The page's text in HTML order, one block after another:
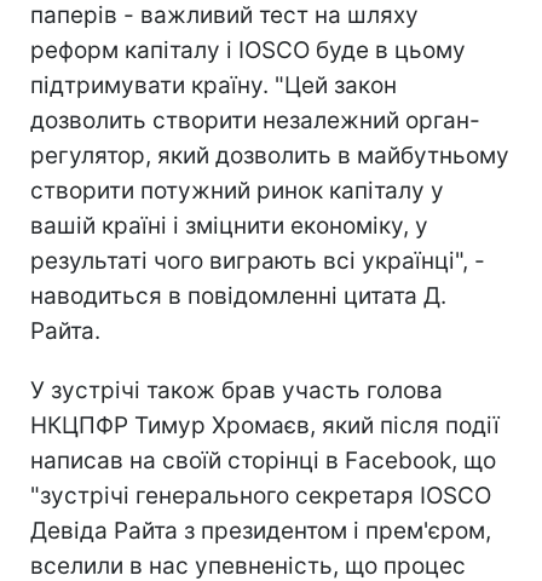
паперів - важливий тест на шляху
реформ капіталу і IOSCO буде в цьому
підтримувати країну. "Цей закон
дозволить створити незалежний орган-
регулятор, який дозволить в майбутньому
створити потужний ринок капіталу у
вашій країні і зміцнити економіку, у
результаті чого виграють всі українці", -
наводиться в повідомленні цитата Д.
Райта.
У зустрічі також брав участь голова
НКЦПФР Тимур Хромаєв, який після події
написав на своїй сторінці в Facebook, що
"зустрічі генерального секретаря IOSCO
Девіда Райта з президентом і прем'єром,
вселили в нас упевненість, що процес